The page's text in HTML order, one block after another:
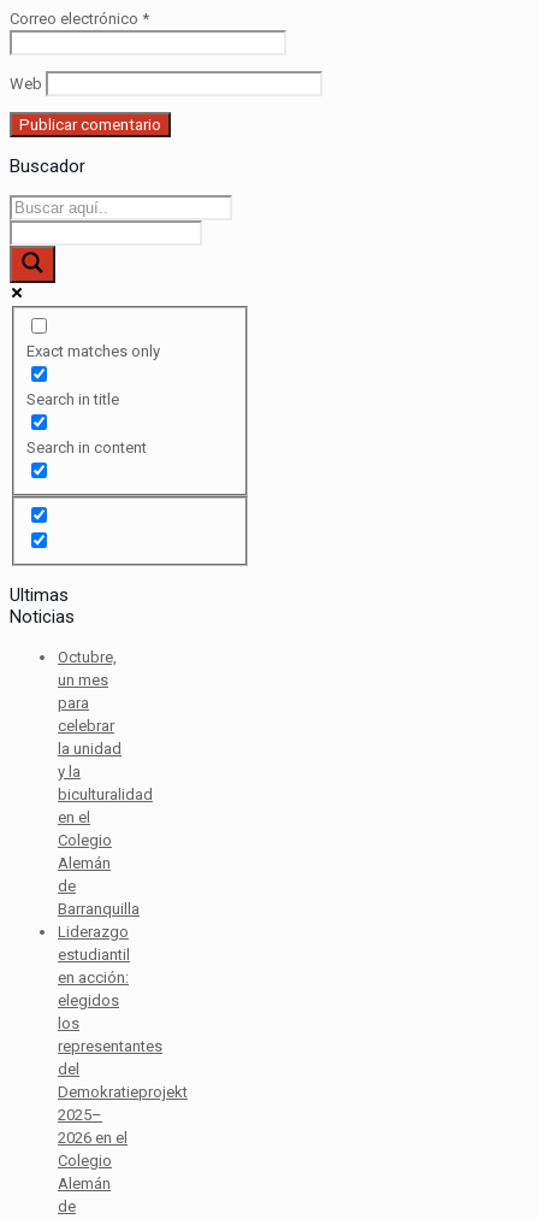
Correo electrónico *
Web
Buscador
Exact matches only
Search in title
Search in content
Ultimas
Noticias
Octubre,
un mes
para
celebrar
la unidad
y la
biculturalidad
en el
Colegio
Alemán
de
Barranquilla
Liderazgo
estudiantil
en acción:
elegidos
los
representantes
del
Demokratieprojekt
2025–
2026 en el
Colegio
Alemán
de